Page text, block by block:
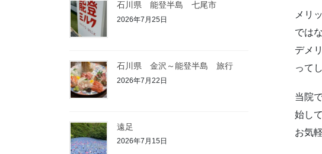
メリ
では
デメ
って
当院
始し
お気
石川県 能登半島 七尾市
2026年7月25日
石川県 金沢～能登半島 旅行
2026年7月22日
遠足
2026年7月15日